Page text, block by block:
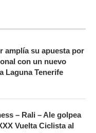
amplía su apuesta por
con un nuevo
Laguna Tenerife
– Rali – Ale golpea
Vuelta Ciclista al